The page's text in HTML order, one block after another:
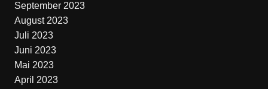
September 2023
August 2023
Juli 2023
Juni 2023
Mai 2023
April 2023